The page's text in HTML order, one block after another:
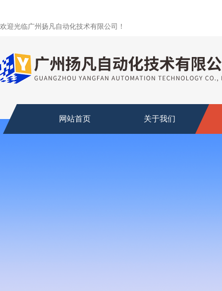
欢迎光临广州扬凡自动化技术有限公司！
网站首页 关于我们